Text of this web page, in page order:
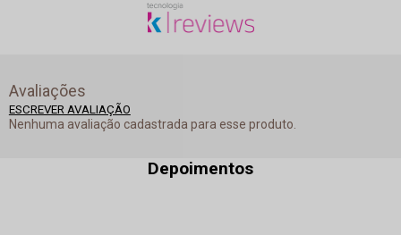
Avaliações
ESCREVER AVALIAÇÃO
Nenhuma avaliação cadastrada para esse produto.
Depoimentos